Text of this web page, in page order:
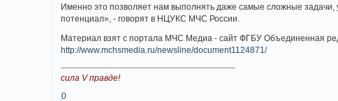
Именно это позволяет нам выполнять даже самые сложные задачи,
потенциал», - говорят в НЦУКС МЧС России.
Материал взят с портала МЧС Медиа - сайт ФГБУ Объединенная
http://www.mchsmedia.ru/newsline/document1124871/
сила V правде!
0